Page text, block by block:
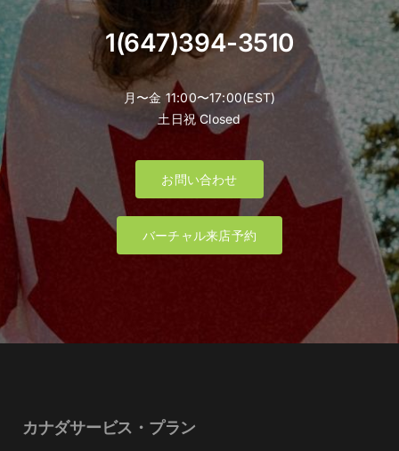
1(647)394-3510
月〜金 11:00〜17:00(EST)
土日祝 Closed
お問い合わせ
バーチャル来店予約
カナダサービス・プラン